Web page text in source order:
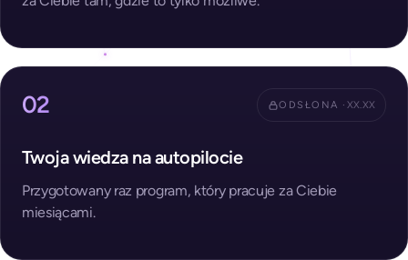
02 ODSŁONA ·XX.XX
Twoja wiedza na autopilocie
Przygotowany raz program, który pracuje za Ciebie
miesiącami.